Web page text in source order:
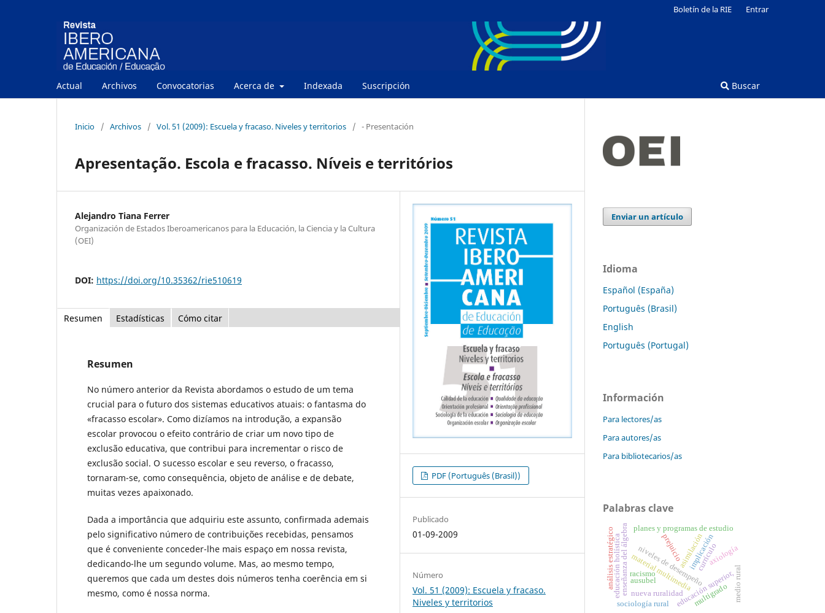
Actual Archivos Convocatorias Acerca de Indexada Suscripción Buscar
Boletín de la RIE Entrar
Inicio / Archivos / Vol. 51 (2009): Escuela y fracaso. Niveles y territorios / - Presentación
Apresentação. Escola e fracasso. Níveis e territórios
Alejandro Tiana Ferrer
Organización de Estados Iberoamericanos para la Educación, la Ciencia y la Cultura
(OEI)
DOI: https://doi.org/10.35362/rie510619
Resumen Estadísticas Cómo citar
Resumen
No número anterior da Revista abordamos o estudo de um tema
crucial para o futuro dos sistemas educativos atuais: o fantasma do
«fracasso escolar». Como dizíamos na introdução, a expansão
escolar provocou o efeito contrário de criar um novo tipo de
exclusão educativa, que contribui para incrementar o risco de
exclusão social. O sucesso escolar e seu reverso, o fracasso,
tornaram-se, como consequência, objeto de análise e de debate,
muitas vezes apaixonado.
Dada a importância que adquiriu este assunto, confirmada ademais
pelo significativo número de contribuições recebidas, pensamos
que é conveniente conceder-lhe mais espaço em nossa revista,
dedicando-lhe um segundo volume. Mas, ao mesmo tempo,
queremos que cada um destes dois números tenha coerência em si
mesmo, como é nossa norma.
PDF (Português (Brasil))
Publicado
01-09-2009
Número
Vol. 51 (2009): Escuela y fracaso.
Niveles y territorios
Enviar un artículo
Idioma
Español (España)
Português (Brasil)
English
Português (Portugal)
Información
Para lectores/as
Para autores/as
Para bibliotecarios/as
Palabras clave
currículo
implicaciónaxiología
material multimedia
enseñanza del álgebra
educación holística
análisis estratégico planes y programas de estudio
educación superior,
niveles de desempeño
asimilación
racismo
prejuicio
ausubel medio rural
nueva ruralidad
sociología rural
multigrado